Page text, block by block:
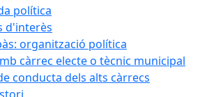
política
d'interès
organització política
càrrec electe o tècnic municipal
conducta dels alts càrrecs